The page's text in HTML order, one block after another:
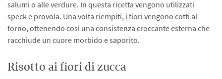
salumi o alle verdure. In questa ricetta vengono utilizzati
speck e provola. Una volta riempiti, i fiori vengono cotti al
forno, ottenendo così una consistenza croccante esterna che
racchiude un cuore morbido e saporito.
Risotto ai fiori di zucca